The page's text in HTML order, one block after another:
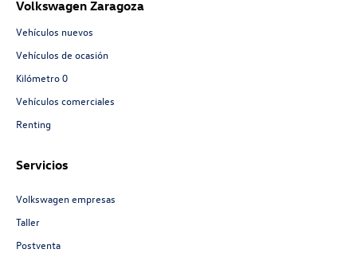
Volkswagen Zaragoza
Vehículos nuevos
Vehículos de ocasión
Kilómetro 0
Vehículos comerciales
Renting
Servicios
Volkswagen empresas
Taller
Postventa